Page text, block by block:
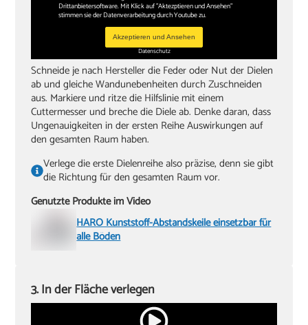
Drittanbietersoftware. Mit Klick auf "Aktezptieren und Ansehen"
stimmen sie der Datenverarbeitung durch Youtube zu.
Akzeptieren und Ansehen
Datenschutz
Schneide je nach Hersteller die Feder oder Nut der Dielen
ab und gleiche Wandunebenheiten durch Zuschneiden
aus. Markiere und ritze die Hilfslinie mit einem
Cuttermesser und breche die Diele ab. Denke daran, dass
Ungenauigkeiten in der ersten Reihe Auswirkungen auf
den gesamten Raum haben.
Verlege die erste Dielenreihe also präzise, denn sie gibt
die Richtung für den gesamten Raum vor.
Genutzte Produkte im Video
HARO Kunststoff-Abstandskeile einsetzbar für
alle Böden
3. In der Fläche verlegen